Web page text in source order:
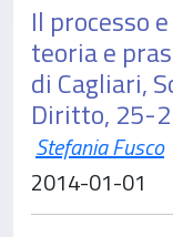
Il processo
teoria e
di Cagliari,
Diritto, 25-
Stefania Fusco
2014-01-01